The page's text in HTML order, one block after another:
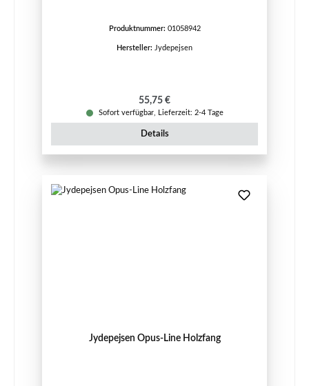
Produktnummer: 01058942
Hersteller: Jydepejsen
Regulärer Preis:
55,75 €
Sofort verfügbar, Lieferzeit: 2-4 Tage
Details
Jydepejsen Opus-Line Holzfang